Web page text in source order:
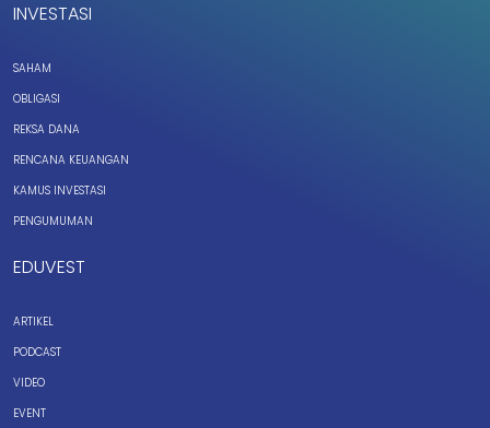
INVESTASI
SAHAM
OBLIGASI
REKSA DANA
RENCANA KEUANGAN
KAMUS INVESTASI
PENGUMUMAN
EDUVEST
ARTIKEL
PODCAST
VIDEO
EVENT